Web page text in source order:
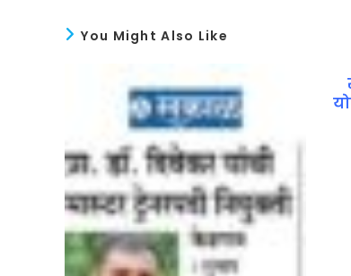
You Might Also Like